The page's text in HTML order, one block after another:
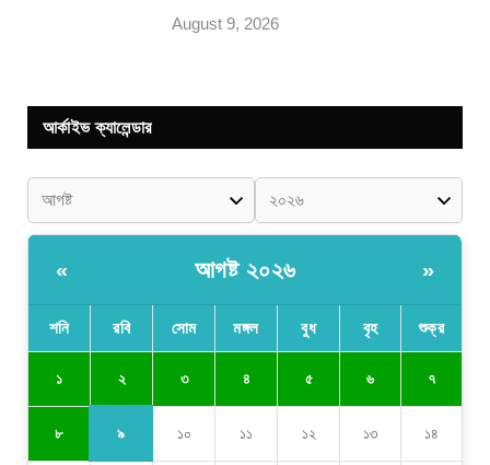
August 9, 2026
আর্কাইভ ক্যালেন্ডার
« আগষ্ট ২০২৬ »
শনি রবি সোম মঙ্গল বুধ বৃহ শুক্র
১ ২ ৩ ৪ ৫ ৬ ৭
৮ ৯ ১০ ১১ ১২ ১৩ ১৪